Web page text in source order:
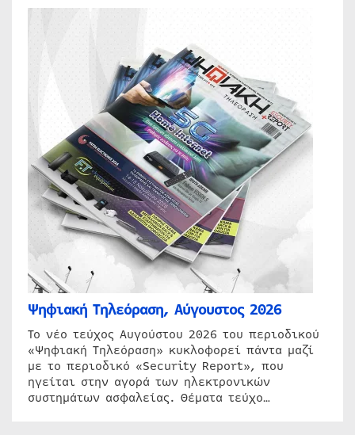
Ψηφιακή Τηλεόραση, Αύγουστος 2026
Το νέο τεύχος Αυγούστου 2026 του περιοδικού
«Ψηφιακή Τηλεόραση» κυκλοφορεί πάντα μαζί
με το περιοδικό «Security Report», που
ηγείται στην αγορά των ηλεκτρονικών
συστημάτων ασφαλείας. Θέματα τεύχο…